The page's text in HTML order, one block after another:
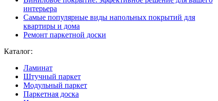
интерьера
Самые популярные виды напольных покрытий для
квартиры и дома
Ремонт паркетной доски
Каталог:
Ламинат
Штучный паркет
Модульный паркет
Паркетная доска